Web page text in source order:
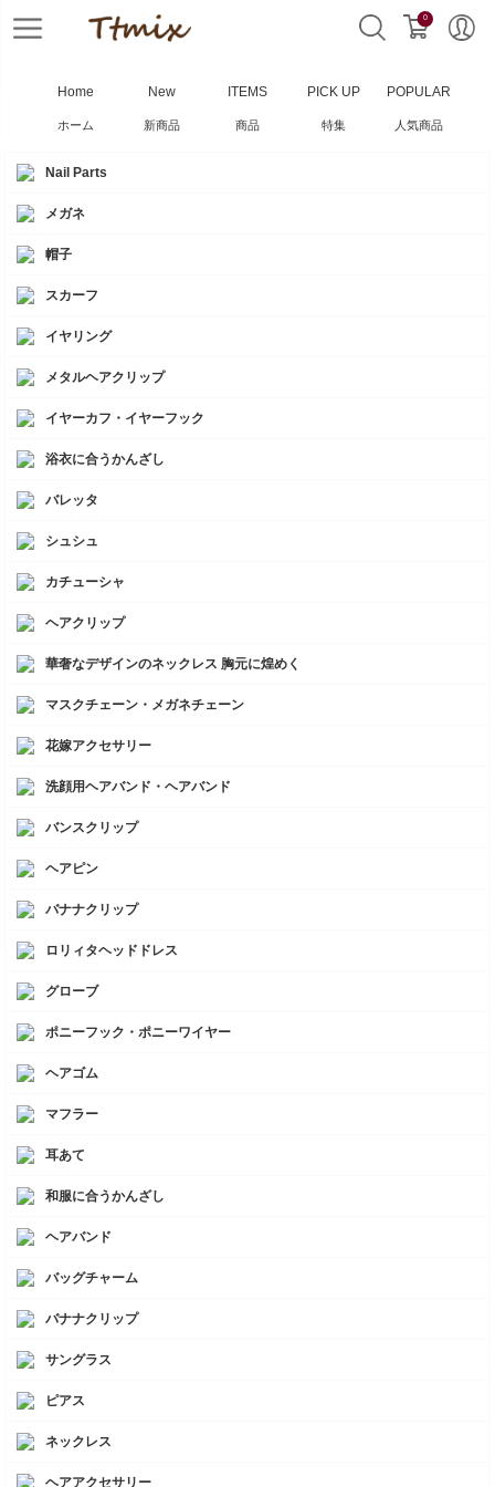
0
Home
ホーム
New
新商品
ITEMS
商品
PICK UP
特集
POPULAR
人気商品
靴下
Nail Parts
メガネ
帽子
スカーフ
イヤリング
メタルヘアクリップ
イヤーカフ・イヤーフック
浴衣に合うかんざし
バレッタ
シュシュ
カチューシャ
ヘアクリップ
華奢なデザインのネックレス 胸元に煌めく
マスクチェーン・メガネチェーン
花嫁アクセサリー
洗顔用ヘアバンド・ヘアバンド
バンスクリップ
ヘアピン
バナナクリップ
ロリィタヘッドドレス
グローブ
ポニーフック・ポニーワイヤー
ヘアゴム
マフラー
耳あて
和服に合うかんざし
ヘアバンド
バッグチャーム
バナナクリップ
サングラス
ピアス
ネックレス
ヘアアクセサリー